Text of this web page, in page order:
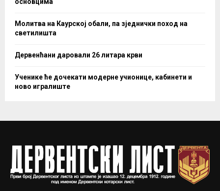
Молитва на Каурској обали, па зједнички поход на
светилишта
Дервенћани даровали 26 литара крви
Ученике ће дочекати модерне учионице, кабинети и
ново игралиште